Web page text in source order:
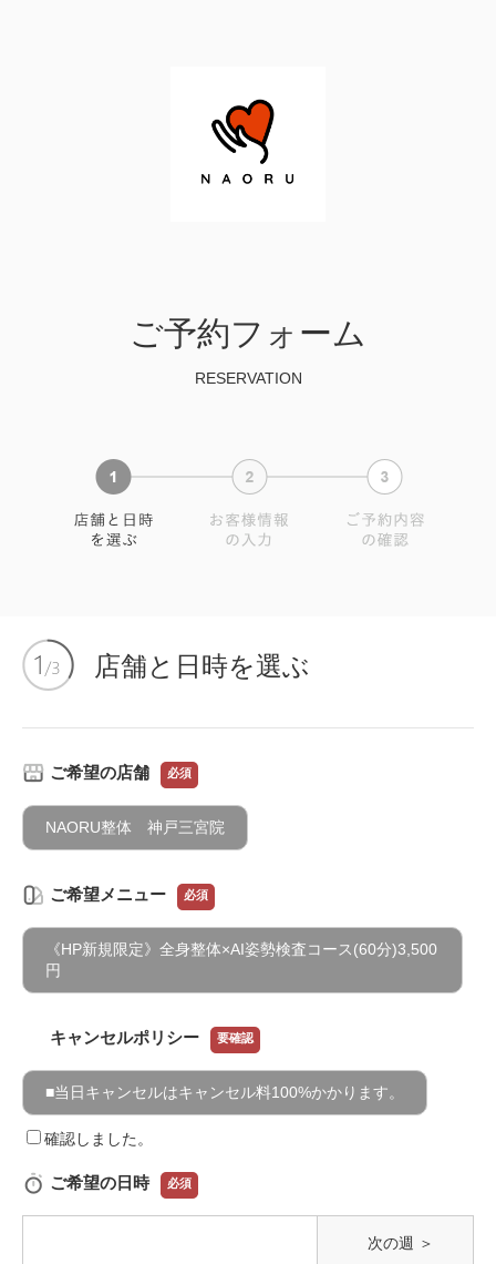
ご予約フォーム
RESERVATION
店舗と日時を選ぶ
ご希望の店舗 必須
NAORU整体 神戸三宮院
ご希望メニュー 必須
《HP新規限定》全身整体×AI姿勢検査コース(60分)3,500
円
キャンセルポリシー 要確認
■当日キャンセルはキャンセル料100%かかります。
確認しました。
ご希望の日時 必須
次の週 ＞